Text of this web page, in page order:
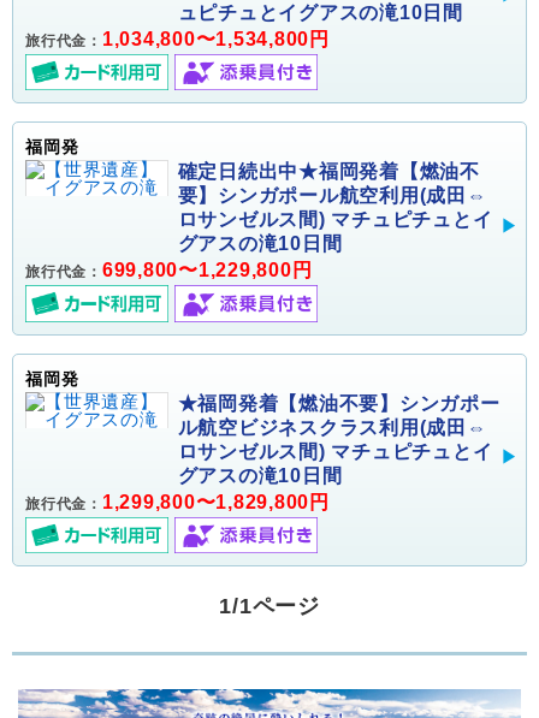
ュピチュとイグアスの滝10日間
旅行代金： 1,034,800〜1,534,800円
福岡発
確定日続出中★福岡発着【燃油不
要】シンガポール航空利用(成田⇔
ロサンゼルス間) マチュピチュとイ
グアスの滝10日間
旅行代金： 699,800〜1,229,800円
福岡発
★福岡発着【燃油不要】シンガポー
ル航空ビジネスクラス利用(成田⇔
ロサンゼルス間) マチュピチュとイ
グアスの滝10日間
旅行代金： 1,299,800〜1,829,800円
1/1ページ